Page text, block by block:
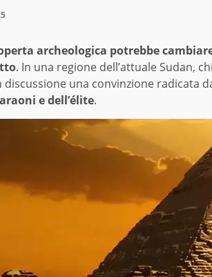
archeologica potrebbe
. In una regione dell’attuale Sudan,
una convinzione radicata
e dell’élite.